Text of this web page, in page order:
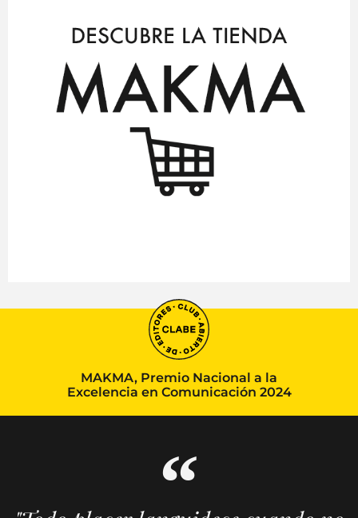
MAKMA, Premio Nacional a la
Excelencia en Comunicación 2024